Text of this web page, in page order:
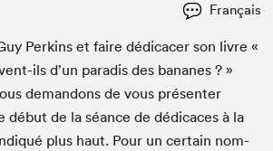
Français
Perkins et faire dédi­cac­er son livre «
ils d’un par­adis des bananes ? »
deman­dons de vous présen­ter
début de la séance de dédi­caces à la
plus haut. Pour un cer­tain nom­